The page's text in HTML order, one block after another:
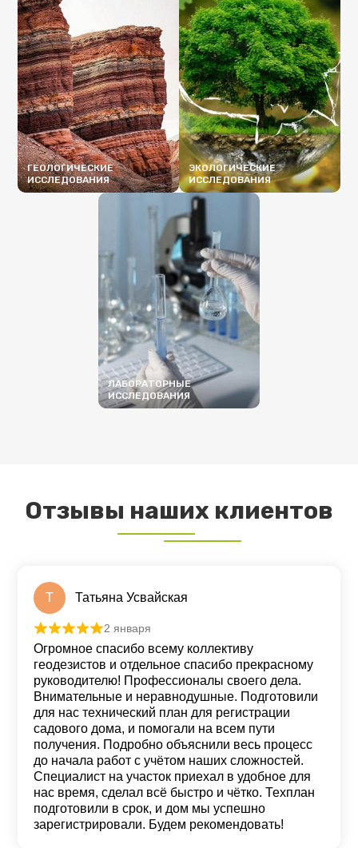
ГЕОЛОГИЧЕСКИЕ
ИССЛЕДОВАНИЯ
ЭКОЛОГИЧЕСКИЕ
ИССЛЕДОВАНИЯ
ЛАБОРАТОРНЫЕ
ИССЛЕДОВАНИЯ
Отзывы наших клиентов
Т Татьяна Усвайская
Оценка из 5
2 января
Огромное спасибо всему коллективу
геодезистов и отдельное спасибо прекрасному
руководителю! Профессионалы своего дела.
Внимательные и неравнодушные. Подготовили
для нас технический план для регистрации
садового дома, и помогали на всем пути
получения. Подробно объяснили весь процесс
до начала работ с учётом наших сложностей.
Специалист на участок приехал в удобное для
нас время, сделал всё быстро и чётко. Техплан
подготовили в срок, и дом мы успешно
зарегистрировали. Будем рекомендовать!